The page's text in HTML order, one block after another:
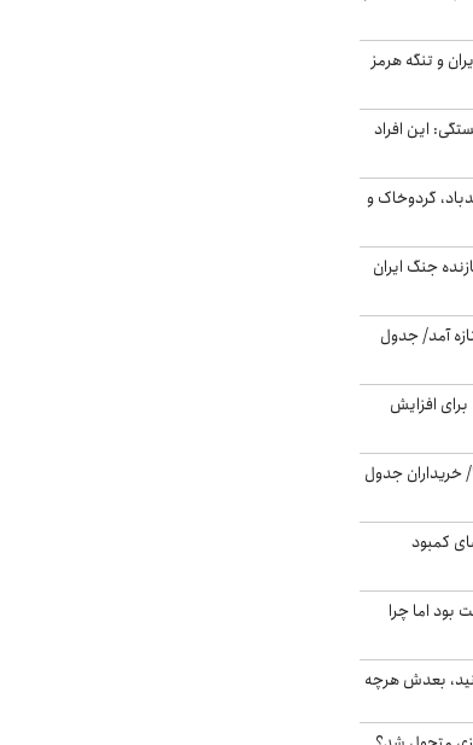
و تنگه هرمز
این افراد
گردوخاک و
بازنده جنگ ایران
آمد/ جدول
افزایش
خریداران جدول
کمبود
بود اما چرا
بعدش هرچه